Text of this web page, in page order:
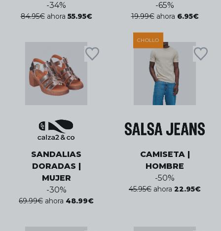
-34%
84.95€ ahora 55.95€
-65%
19.99€ ahora 6.95€
SANDALIAS
DORADAS |
MUJER
-30%
69.99€ ahora 48.99€
CHOLLO
CAMISETA |
HOMBRE
-50%
45.95€ ahora 22.95€